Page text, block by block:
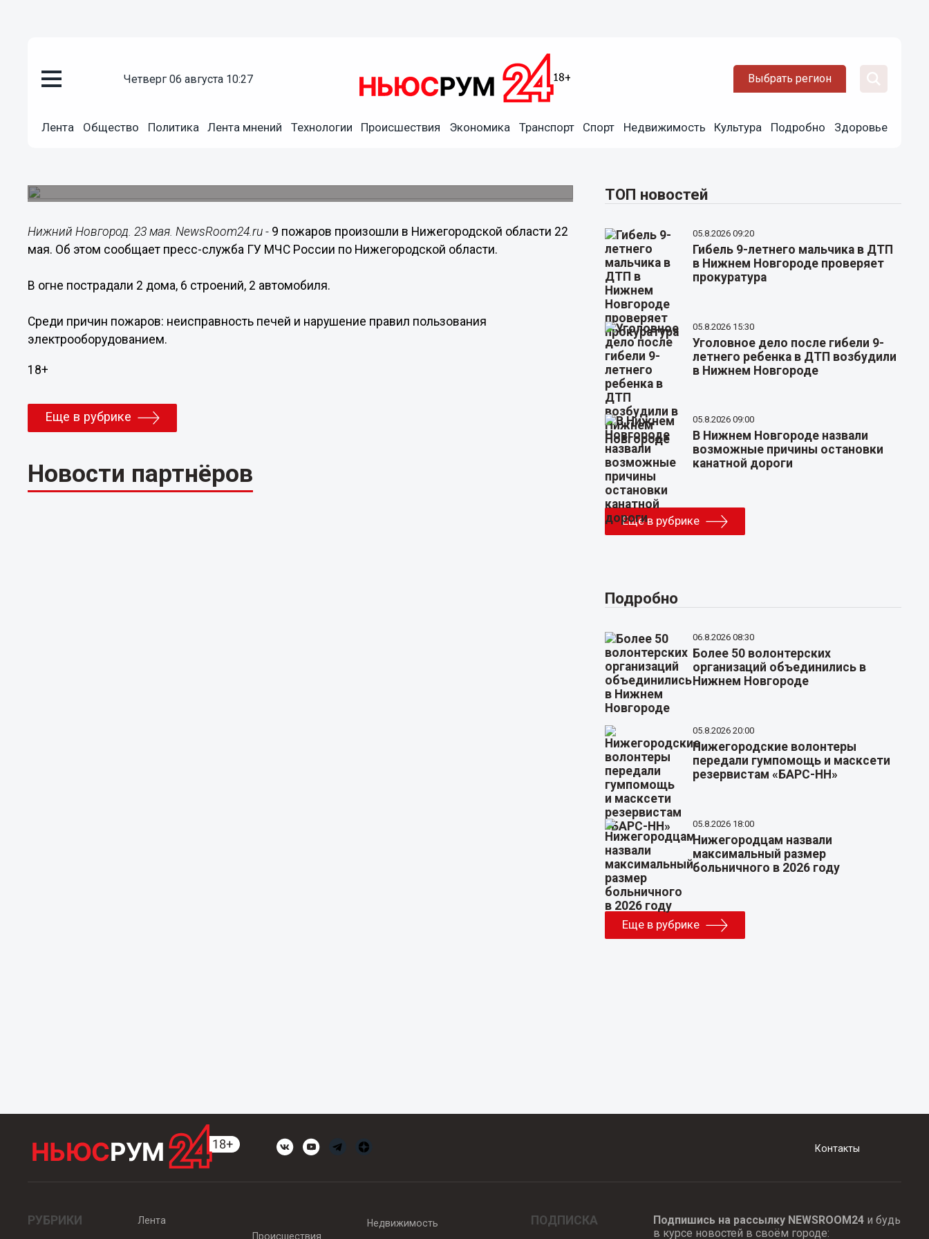
четверг 06 августа 10:27 Выбрать регион
Лента Общество Политика Лента мнений Технологии Происшествия Экономика Транспорт Спорт Недвижимость Культура Подробно Здоровье
23.05.201610:12
Нижний Новгород. 23 мая. NewsRoom24.ru - 9 пожаров произошли в Нижегородской области 22
мая. Об этом сообщает пресс-служба ГУ МЧС России по Нижегородской области.
В огне пострадали 2 дома, 6 строений, 2 автомобиля.
Среди причин пожаров: неисправность печей и нарушение правил пользования
электрооборудованием.
18+
Еще в рубрике
Новости партнёров
ТОП новостей
05.8.2026 09:20
Гибель 9-летнего мальчика в ДТП
в Нижнем Новгороде проверяет
прокуратура
05.8.2026 15:30
Уголовное дело после гибели 9-
летнего ребенка в ДТП возбудили
в Нижнем Новгороде
05.8.2026 09:00
В Нижнем Новгороде назвали
возможные причины остановки
канатной дороги
Еще в рубрике
Подробно
06.8.2026 08:30
Более 50 волонтерских
организаций объединились в
Нижнем Новгороде
05.8.2026 20:00
Нижегородские волонтеры
передали гумпомощь и масксети
резервистам «БАРС-НН»
05.8.2026 18:00
Нижегородцам назвали
максимальный размер
больничного в 2026 году
Еще в рубрике
Контакты
РУБРИКИ
Лента
Происшествия
Недвижимость ПОДПИСКА Подпишись на рассылку NEWSROOM24и будь
в курсе новостей в своём городе: